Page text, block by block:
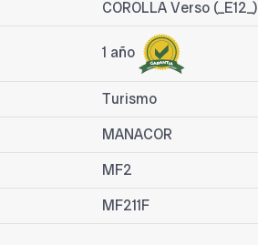
COROLLA Verso (_E12_)
1 año
Turismo
MANACOR
MF2
MF211F